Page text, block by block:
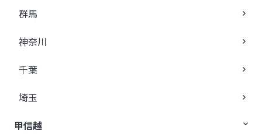
群馬
神奈川
千葉
埼玉
甲信越